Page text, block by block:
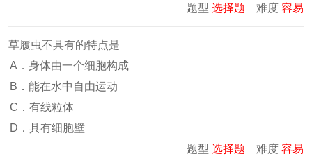
题型 选择题 难度 容易
草履虫不具有的特点是
A．身体由一个细胞构成
B．能在水中自由运动
C．有线粒体
D．具有细胞壁
题型 选择题 难度 容易